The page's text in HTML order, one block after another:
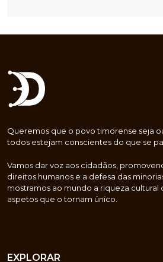
Queremos que o povo timorense seja
todos estejam conscientes do que se
Vamos dar voz aos cidadãos,
direitos humanos e a defesa das
mostramos ao mundo a riqueza cultural
aspetos que o tornam único.
EXPLORAR